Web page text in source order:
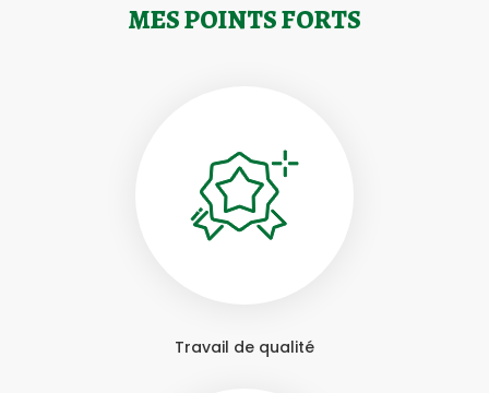
MES POINTS FORTS
Travail de qualité